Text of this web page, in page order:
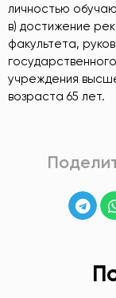
личностью
в) достижение
факультета,
учреждения
возраста 65 лет.